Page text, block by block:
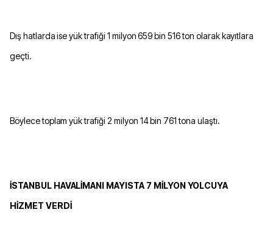
Dış hatlarda ise yük trafiği 1 milyon 659 bin 516 ton olarak kayıtlara
geçti.
Böylece toplam yük trafiği 2 milyon 14 bin 761 tona ulaştı.
İSTANBUL HAVALİMANI MAYISTA 7 MİLYON YOLCUYA
HİZMET VERDİ